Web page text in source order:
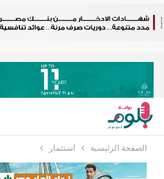
الصفحة الرئيسية استثمار